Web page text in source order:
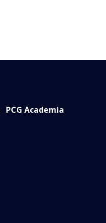
PCG Academia